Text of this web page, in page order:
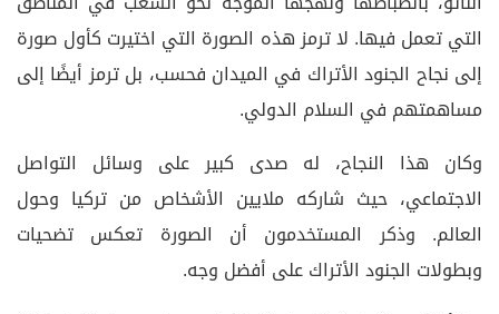
التي تعمل فيها. لا ترمز هذه الصورة التي اختيرت كأول صورة
إلى نجاح الجنود الأتراك في الميدان فحسب، بل ترمز أيضًا إلى
مساهمتهم في السلام الدولي.
وكان هذا النجاح، له صدى كبير على وسائل التواصل
الاجتماعي، حيث شاركه ملايين الأشخاص من تركيا وحول
العالم. وذكر المستخدمون أن الصورة تعكس تضحيات
وبطولات الجنود الأتراك على أفضل وجه.